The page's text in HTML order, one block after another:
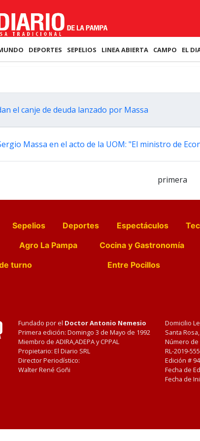
DEPORTES SEPELIOS LINEA ABIERTA CAMPO EL
el canje de deuda lanzado por Massa
Massa en el acto de la UOM: "El ministro de
primera
Sepelios Deportes Espectáculos
Agro La Pampa Cocina y Gastronomía
turno
Entre Pocillos
Fundado por el Doctor Antonio Nemesio
Primera edición: Domingo 3 de Mayo de 1992
Miembro de ADIRA,ADEPA y CPPAL
Propietario: El Diario SRL
Director Periodístico:
Walter René Goñi
Domicilio
Santa
Número de
RL-2019-
Edición #
Fecha de
Fecha de